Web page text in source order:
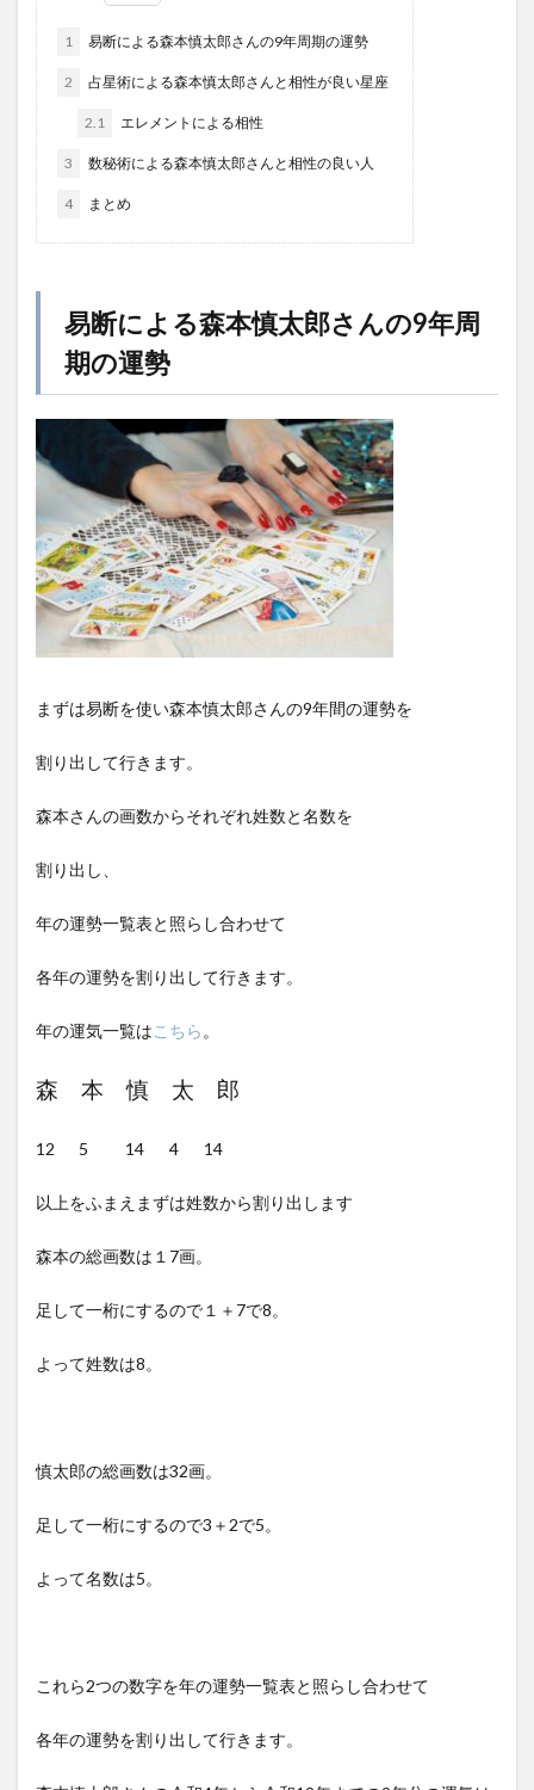
1 易断による森本慎太郎さんの9年周期の運勢
2 占星術による森本慎太郎さんと相性が良い星座
2.1 エレメントによる相性
3 数秘術による森本慎太郎さんと相性の良い人
4 まとめ
易断による森本慎太郎さんの9年周
期の運勢
まずは易断を使い森本慎太郎さんの9年間の運勢を
割り出して行きます。
森本さんの画数からそれぞれ姓数と名数を
割り出し、
年の運勢一覧表と照らし合わせて
各年の運勢を割り出して行きます。
年の運気一覧は こちら 。
森 本 慎 太 郎
12 5 14 4 14
以上をふまえまずは姓数から割り出します
森本の総画数は１7画。
足して一桁にするので１＋7で8。
よって姓数は8。
慎太郎の総画数は32画。
足して一桁にするので3＋2で5。
よって名数は5。
これら2つの数字を年の運勢一覧表と照らし合わせて
各年の運勢を割り出して行きます。